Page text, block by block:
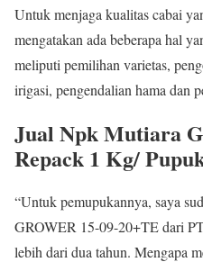
Untuk menjaga kualitas cabai
mengatakan ada beberapa hal
meliputi pemilihan varietas,
irigasi, pengendalian hama dan
Jual Npk Mutiara
Repack 1 Kg/
“Untuk pemupukannya, saya
GROWER 15-09-20+TE dari
lebih dari dua tahun. Mengapa